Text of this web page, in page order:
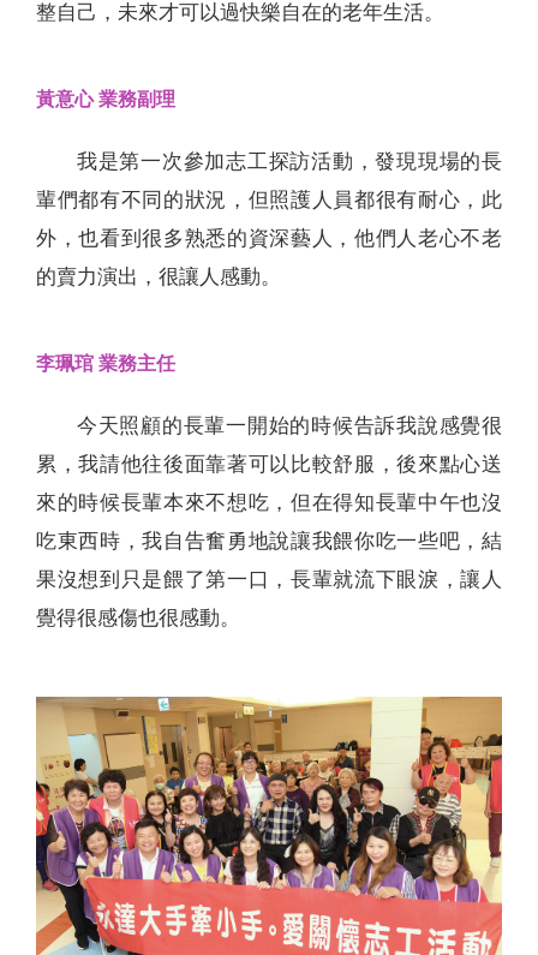
整自己，未來才可以過快樂自在的老年生活。
黃意心 業務副理
我是第一次參加志工探訪活動，發現現場的長
輩們都有不同的狀況，但照護人員都很有耐心，此
外，也看到很多熟悉的資深藝人，他們人老心不老
的賣力演出，很讓人感動。
李珮琯 業務主任
今天照顧的長輩一開始的時候告訴我說感覺很
累，我請他往後面靠著可以比較舒服，後來點心送
來的時候長輩本來不想吃，但在得知長輩中午也沒
吃東西時，我自告奮勇地說讓我餵你吃一些吧，結
果沒想到只是餵了第一口，長輩就流下眼淚，讓人
覺得很感傷也很感動。